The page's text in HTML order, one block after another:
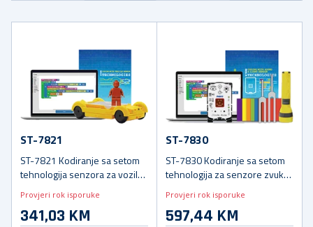
ST-7821
ST-7821 Kodiranje sa setom
tehnologija senzora za vozila
Provjeri rok isporuke
341,03 KM
ST-7830
ST-7830 Kodiranje sa setom
tehnologija za senzore zvuka i
Provjeri rok isporuke
597,44 KM